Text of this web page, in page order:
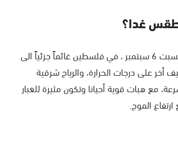
غدا؟
سيكون الطقس غدًا السبت 6 سبتمبر ، في فلسطين غائماً جزئياً الى
أخر على درجات الحرارة، والرياح شرقية
مع هبات قوية أحيانا وتكون مثيرة للغبار
الموج.